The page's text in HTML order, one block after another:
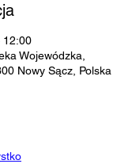
12:00
Wojewódzka,
Nowy Sącz, Polska